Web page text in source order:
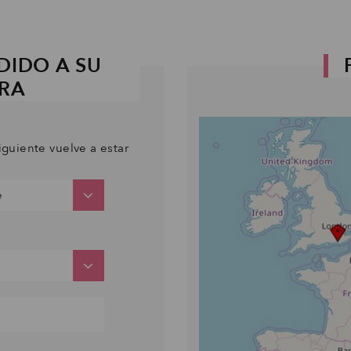
A SU
vuelve a estar